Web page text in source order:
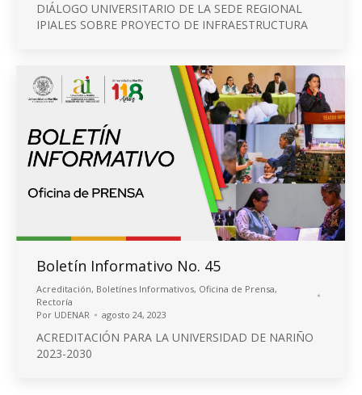
DIÁLOGO UNIVERSITARIO DE LA SEDE REGIONAL
IPIALES SOBRE PROYECTO DE INFRAESTRUCTURA
Boletín Informativo No. 45
Acreditación, Boletínes Informativos, Oficina de Prensa,
Rectoría
Por UDENAR agosto 24, 2023
ACREDITACIÓN PARA LA UNIVERSIDAD DE NARIÑO
2023-2030